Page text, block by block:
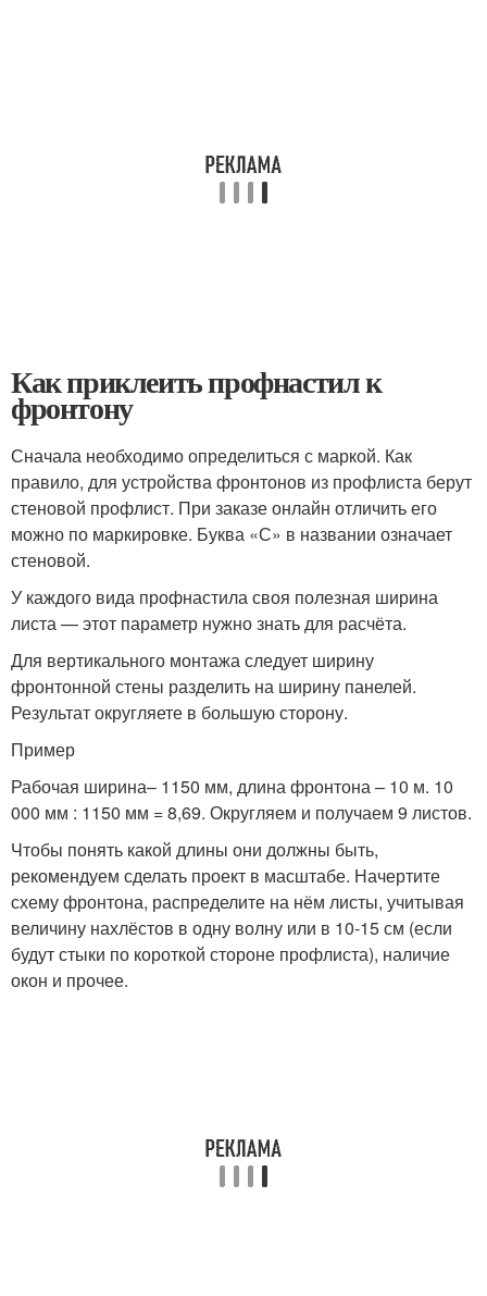
Как приклеить профнастил к
фронтону
Сначала необходимо определиться с маркой. Как
правило, для устройства фронтонов из профлиста берут
стеновой профлист. При заказе онлайн отличить его
можно по маркировке. Буква «С» в названии означает
стеновой.
У каждого вида профнастила своя полезная ширина
листа — этот параметр нужно знать для расчёта.
Для вертикального монтажа следует ширину
фронтонной стены разделить на ширину панелей.
Результат округляете в большую сторону.
Пример
Рабочая ширина– 1150 мм, длина фронтона – 10 м. 10
000 мм : 1150 мм = 8,69. Округляем и получаем 9 листов.
Чтобы понять какой длины они должны быть,
рекомендуем сделать проект в масштабе. Начертите
схему фронтона, распределите на нём листы, учитывая
величину нахлёстов в одну волну или в 10-15 см (если
будут стыки по короткой стороне профлиста), наличие
окон и прочее.